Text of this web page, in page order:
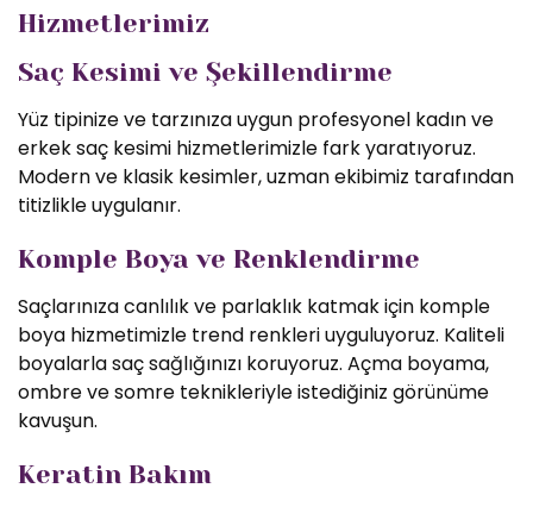
Hizmetlerimiz
Saç Kesimi ve Şekillendirme
Yüz tipinize ve tarzınıza uygun profesyonel kadın ve
erkek saç kesimi hizmetlerimizle fark yaratıyoruz.
Modern ve klasik kesimler, uzman ekibimiz tarafından
titizlikle uygulanır.
Komple Boya ve Renklendirme
Saçlarınıza canlılık ve parlaklık katmak için komple
boya hizmetimizle trend renkleri uyguluyoruz. Kaliteli
boyalarla saç sağlığınızı koruyoruz. Açma boyama,
ombre ve somre teknikleriyle istediğiniz görünüme
kavuşun.
Keratin Bakım